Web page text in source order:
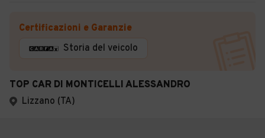
Certificazioni e Garanzie
Storia del veicolo
TOP CAR DI MONTICELLI ALESSANDRO
Lizzano (TA)